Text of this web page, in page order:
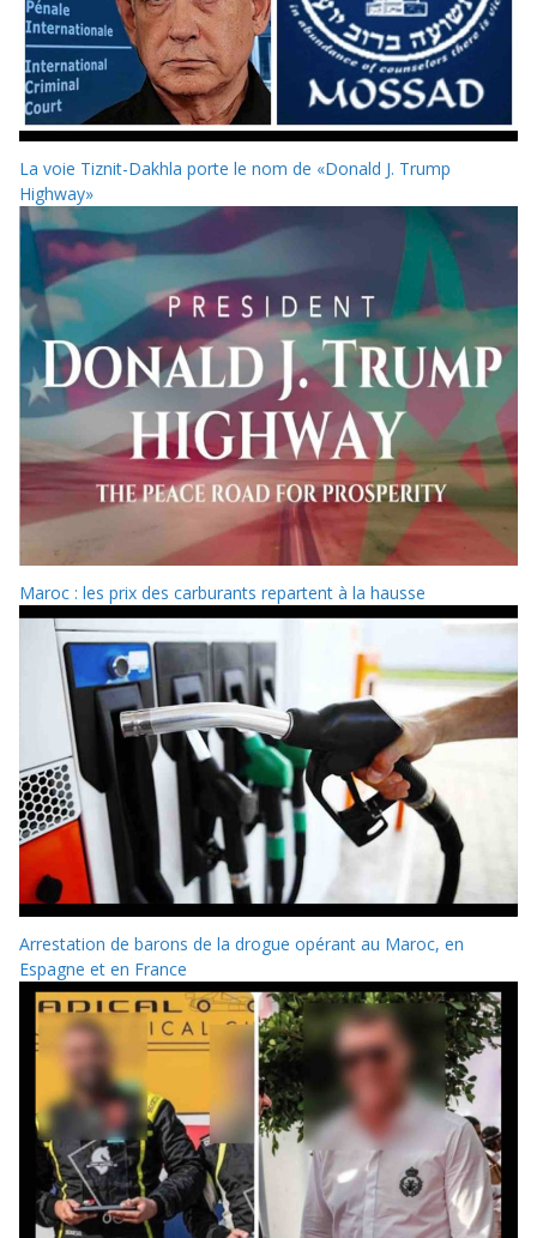
La voie Tiznit-Dakhla porte le nom de «Donald J. Trump
Highway»
Maroc : les prix des carburants repartent à la hausse
Arrestation de barons de la drogue opérant au Maroc, en
Espagne et en France